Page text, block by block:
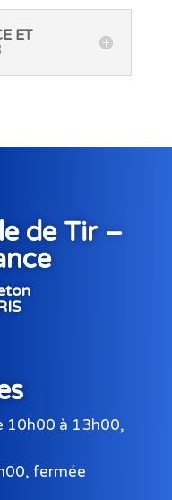
ET
de Tir –
10h00 à 13h00,
fermée